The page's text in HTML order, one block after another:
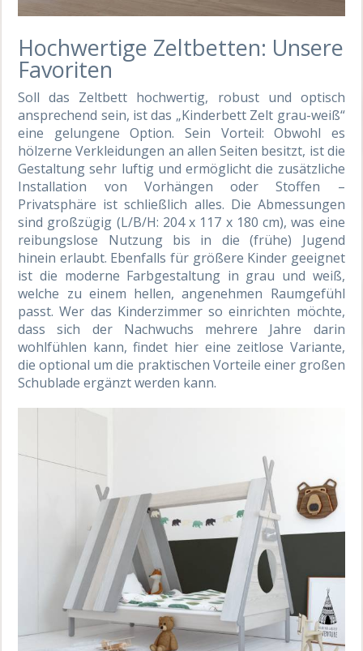
Hochwertige Zeltbetten: Unsere
Favoriten
Soll das Zeltbett hochwertig, robust und optisch
ansprechend sein, ist das „Kinderbett Zelt grau-weiß“
eine gelungene Option. Sein Vorteil: Obwohl es
hölzerne Verkleidungen an allen Seiten besitzt, ist die
Gestaltung sehr luftig und ermöglicht die zusätzliche
Installation von Vorhängen oder Stoffen –
Privatsphäre ist schließlich alles. Die Abmessungen
sind großzügig (L/B/H: 204 x 117 x 180 cm), was eine
reibungslose Nutzung bis in die (frühe) Jugend
hinein erlaubt. Ebenfalls für größere Kinder geeignet
ist die moderne Farbgestaltung in grau und weiß,
welche zu einem hellen, angenehmen Raumgefühl
passt. Wer das Kinderzimmer so einrichten möchte,
dass sich der Nachwuchs mehrere Jahre darin
wohlfühlen kann, findet hier eine zeitlose Variante,
die optional um die praktischen Vorteile einer großen
Schublade ergänzt werden kann.